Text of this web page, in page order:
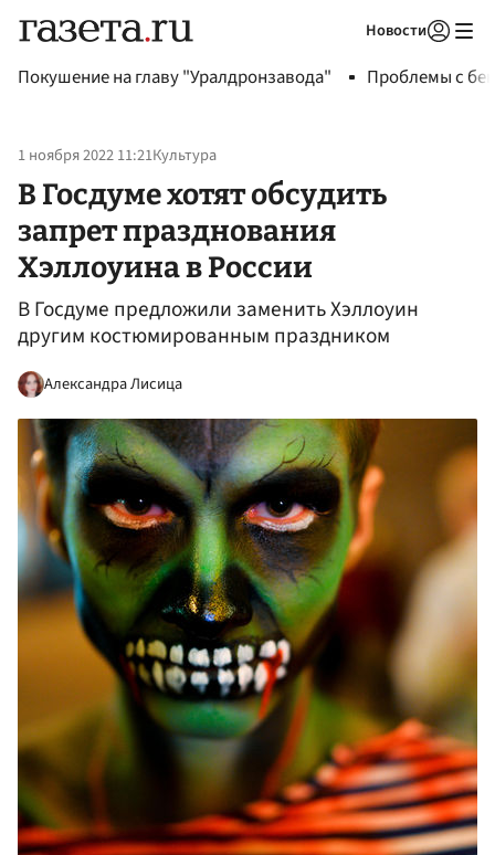
Новости
Покушение на главу "Уралдронзавода" Проблемы с
1 ноября 2022 11:21Культура
В Госдуме хотят обсудить
запрет празднования
Хэллоуина в России
В Госдуме предложили заменить Хэллоуин
другим костюмированным праздником
Александра Лисица